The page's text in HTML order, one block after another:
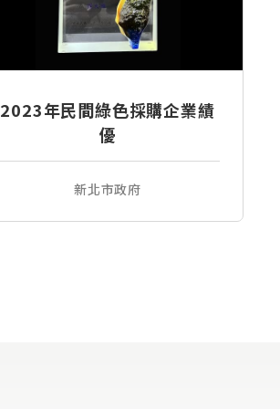
2023年民間綠色採購企業績
優
新北市政府